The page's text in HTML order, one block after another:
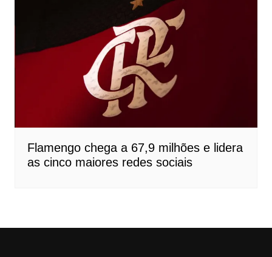
Flamengo chega a 67,9 milhões e lidera
as cinco maiores redes sociais